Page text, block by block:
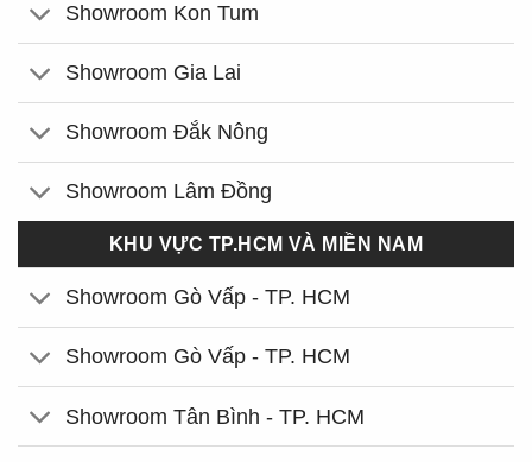
Showroom Kon Tum
Showroom Gia Lai
Showroom Đắk Nông
Showroom Lâm Đồng
KHU VỰC TP.HCM VÀ MIỀN NAM
Showroom Gò Vấp - TP. HCM
Showroom Gò Vấp - TP. HCM
Showroom Tân Bình - TP. HCM